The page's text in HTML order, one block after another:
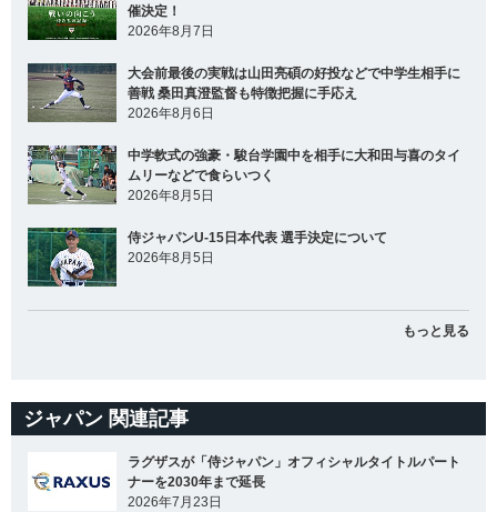
催決定！
2026年8月7日
大会前最後の実戦は山田亮碩の好投などで中学生相手に
善戦 桑田真澄監督も特徴把握に手応え
2026年8月6日
中学軟式の強豪・駿台学園中を相手に大和田与喜のタイ
ムリーなどで食らいつく
2026年8月5日
侍ジャパンU-15日本代表 選手決定について
2026年8月5日
もっと見る
ジャパン 関連記事
ラグザスが「侍ジャパン」オフィシャルタイトルパート
ナーを2030年まで延長
2026年7月23日